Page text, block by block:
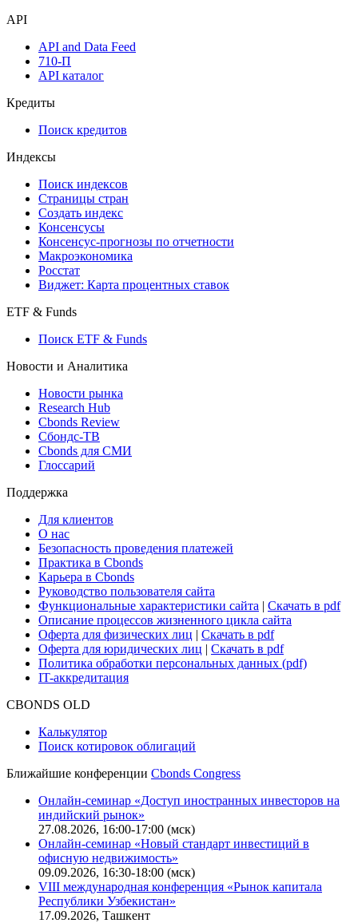
API
API and Data Feed
710-П
API каталог
Кредиты
Поиск кредитов
Индексы
Поиск индексов
Страницы стран
Создать индекс
Консенсусы
Консенсус-прогнозы по отчетности
Макроэкономика
Росстат
Виджет: Карта процентных ставок
ETF & Funds
Поиск ETF & Funds
Новости и Аналитика
Новости рынка
Research Hub
Cbonds Review
Сбондс-ТВ
Cbonds для СМИ
Глоссарий
Поддержка
Для клиентов
О нас
Безопасность проведения платежей
Практика в Cbonds
Карьера в Cbonds
Руководство пользователя сайта
Функциональные характеристики сайта | Скачать в pdf
Описание процессов жизненного цикла сайта
Оферта для физических лиц | Скачать в pdf
Оферта для юридических лиц | Скачать в pdf
Политика обработки персональных данных (pdf)
IT-аккредитация
CBONDS OLD
Калькулятор
Поиск котировок облигаций
Ближайшие конференции Cbonds Congress
Онлайн-семинар «Доступ иностранных инвесторов на
индийский рынок»
27.08.2026, 16:00-17:00 (мск)
Онлайн-семинар «Новый стандарт инвестиций в
офисную недвижимость»
09.09.2026, 16:30-18:00 (мск)
VIII международная конференция «Рынок капитала
Республики Узбекистан»
17.09.2026, Ташкент